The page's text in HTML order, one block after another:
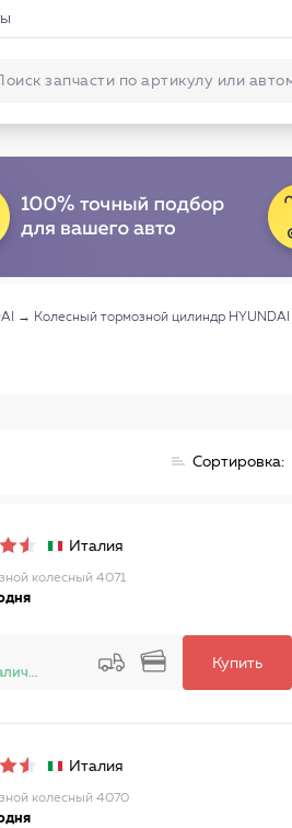
→ Колесный тормозной цилиндр HYUNDAI
Сортировка:
Италия
колесный 4071
В наличии
Купить
Италия
колесный 4070